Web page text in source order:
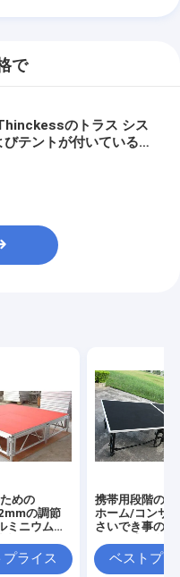
で
のトラス シス
びテントが付いているア
めの
の調節
ミニウム移
ライス
携帯用段階のプ
ホーム/コンサ
さいでき事のた
ットホームの段
ラス システム
ベストプラ